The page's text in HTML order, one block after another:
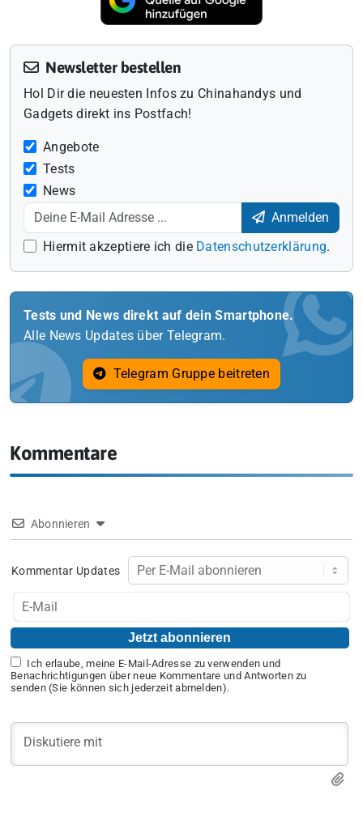
Newsletter bestellen
Hol Dir die neuesten Infos zu Chinahandys und
Gadgets direkt ins Postfach!
Angebote
Tests
News
Anmelden
Hiermit akzeptiere ich die Datenschutzerklärung.
Tests und News direkt auf dein Smartphone.
Alle News Updates über Telegram.
Telegram Gruppe beitreten
Kommentare
Abonnieren
Kommentar Updates
Ich erlaube, meine E-Mail-Adresse zu verwenden und
Benachrichtigungen über neue Kommentare und Antworten zu
senden (Sie können sich jederzeit abmelden).